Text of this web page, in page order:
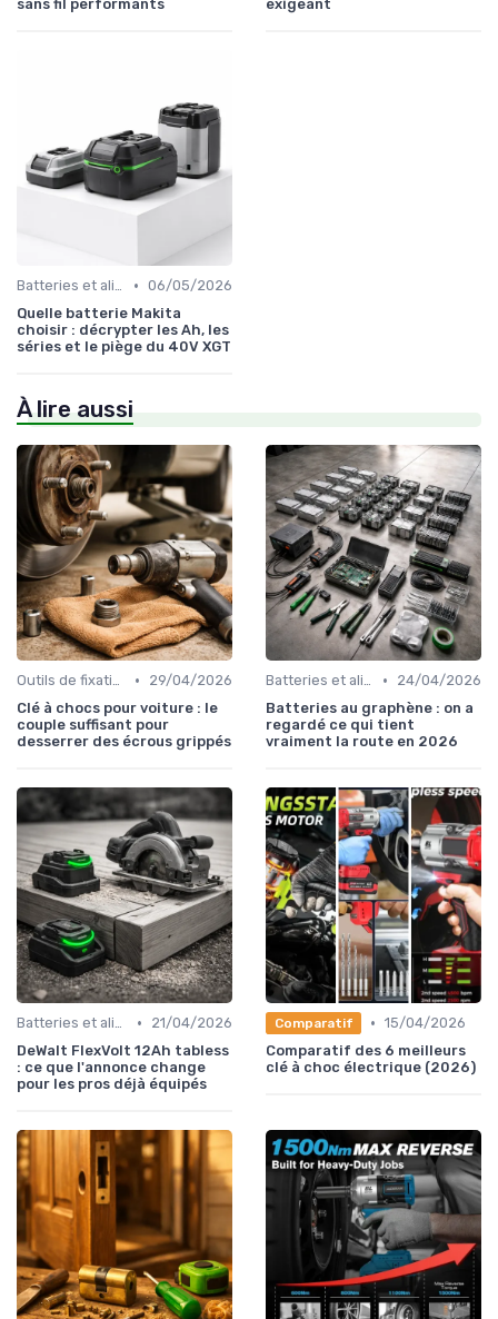
sans fil performants exigeant
Batteries et alimentation • 06/05/2026
Quelle batterie Makita
choisir : décrypter les Ah, les
séries et le piège du 40V XGT
À lire aussi
Outils de fixation motorisés •
29/04/2026
Clé à chocs pour voiture : le
couple suffisant pour
desserrer des écrous grippés
Batteries et alimentation •
24/04/2026
Batteries au graphène : on a
regardé ce qui tient
vraiment la route en 2026
Batteries et alimentation •
21/04/2026
DeWalt FlexVolt 12Ah tabless
: ce que l'annonce change
pour les pros déjà équipés
Comparatif • 15/04/2026
Comparatif des 6 meilleurs
clé à choc électrique (2026)